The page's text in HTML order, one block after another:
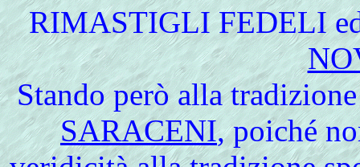
RIMASTIGLI FEDELI
Stando però alla
SARACENI, poiché